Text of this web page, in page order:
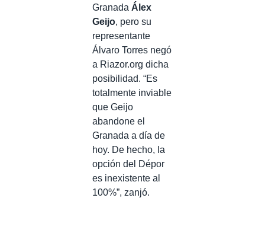
Granada Álex
Geijo, pero su
representante
Álvaro Torres negó
a Riazor.org dicha
posibilidad. “Es
totalmente inviable
que Geijo
abandone el
Granada a día de
hoy. De hecho, la
opción del Dépor
es inexistente al
100%”, zanjó.